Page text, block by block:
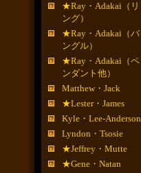
★Ray・Adakai（リ
ング）
★Ray・Adakai（バ
ングル）
★Ray・Adakai（ペ
ンダント他）
Matthew・Jack
★Lester・James
Kyle・Lee-Anderson
Lyndon・Tsosie
★Jeffrey・Mutte
★Gene・Natan